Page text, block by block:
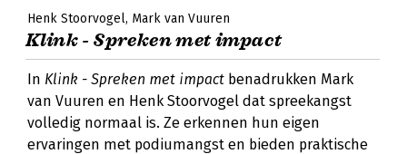
Henk Stoorvogel Mark van Vuuren
Klink - Spreken met impact
In Klink - Spreken met impact benadrukken Mark
van Vuuren en Henk Stoorvogel dat spreekangst
volledig normaal is. Ze erkennen hun eigen
ervaringen met podiumangst en bieden praktische